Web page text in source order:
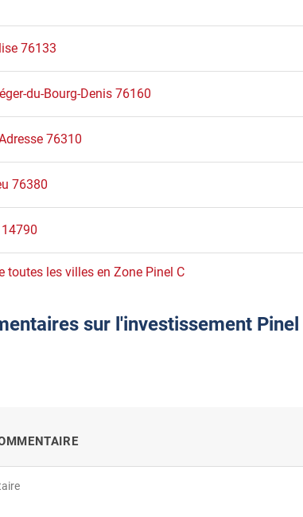
76133
du-Bourg-Denis 76160
76310
76380
toutes les villes en Zone Pinel C
sur l'investissement Pinel